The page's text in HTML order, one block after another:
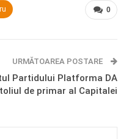
0
URMĂTOAREA POSTARE
Partidului Platforma DA
de primar al Capitalei